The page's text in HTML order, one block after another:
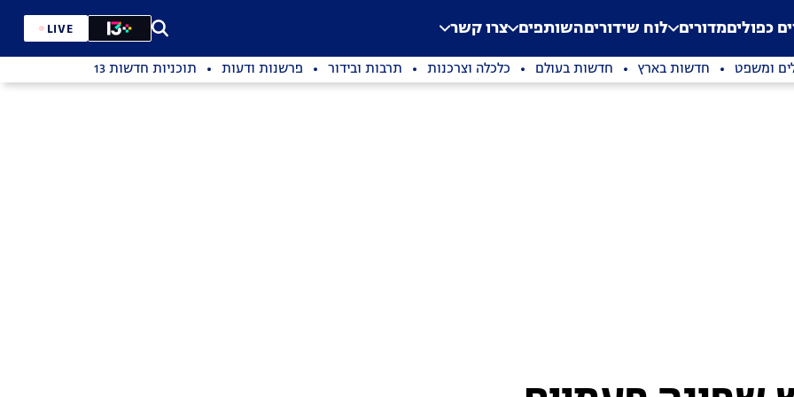
Application error: a
. כפוליםמדורים לוח שידוריםהשותפים צרו קשר LIVE
ומשפט חדשות בארץ חדשות בעולם כלכלה וצרכנות תרבות ובידור פרשנות ודעות תוכניות חדשות 13